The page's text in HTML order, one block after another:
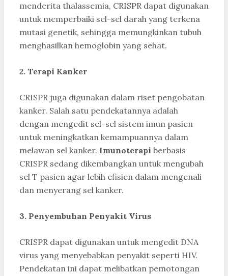
menderita thalassemia, CRISPR dapat digunakan
untuk memperbaiki sel-sel darah yang terkena
mutasi genetik, sehingga memungkinkan tubuh
menghasilkan hemoglobin yang sehat.
2. Terapi Kanker
CRISPR juga digunakan dalam riset pengobatan
kanker. Salah satu pendekatannya adalah
dengan mengedit sel-sel sistem imun pasien
untuk meningkatkan kemampuannya dalam
melawan sel kanker. Imunoterapi berbasis
CRISPR sedang dikembangkan untuk mengubah
sel T pasien agar lebih efisien dalam mengenali
dan menyerang sel kanker.
3. Penyembuhan Penyakit Virus
CRISPR dapat digunakan untuk mengedit DNA
virus yang menyebabkan penyakit seperti HIV.
Pendekatan ini dapat melibatkan pemotongan